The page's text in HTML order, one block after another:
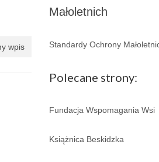
wpis
Małoletnich
Standardy Ochrony
Polecane strony:
Fundacja Wspomagania Wsi
Książnica Beskidzka